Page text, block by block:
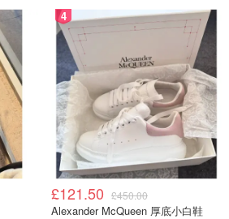
4
£121.50 £450.00
Alexander McQueen 厚底小白鞋